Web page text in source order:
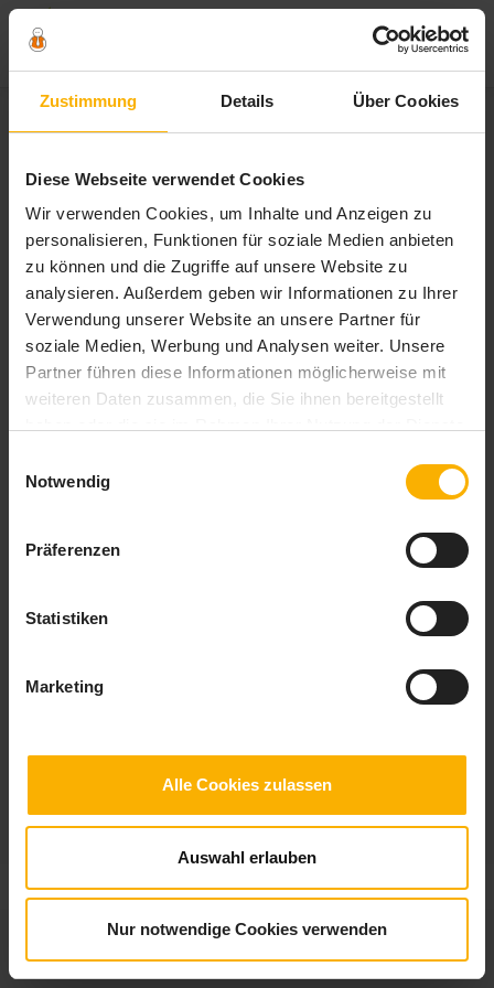
Zustimmung Details Über Cookies
Diese Webseite verwendet Cookies
Wir verwenden Cookies, um Inhalte und Anzeigen zu
personalisieren, Funktionen für soziale Medien anbieten
zu können und die Zugriffe auf unsere Website zu
analysieren. Außerdem geben wir Informationen zu Ihrer
Verwendung unserer Website an unsere Partner für
soziale Medien, Werbung und Analysen weiter. Unsere
Partner führen diese Informationen möglicherweise mit
weiteren Daten zusammen, die Sie ihnen bereitgestellt
Cookies, wenn Sie unsere Webseite weiterhin nutzen.
Notwendig
Präferenzen
Statistiken
Marketing
Alle Cookies zulassen
Auswahl erlauben
Nur notwendige Cookies verwenden
Kapitän auf Zeit? Ein Bootsurlaub macht es möglich, ob allein, mit der
© 2026checklisten.de |Impressum |Datenschutz